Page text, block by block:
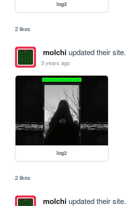
log2
2 likes
molchiupdated their site.
3 years ago
log2
2 likes
molchiupdated their site.